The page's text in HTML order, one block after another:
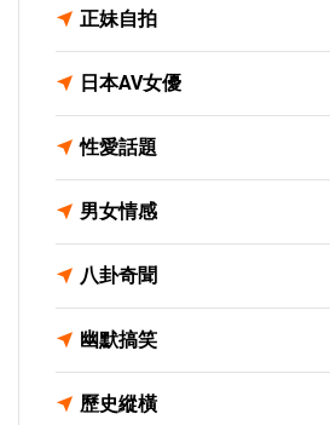
正妹自拍
日本AV女優
性愛話題
男女情感
八卦奇聞
幽默搞笑
歷史縱橫